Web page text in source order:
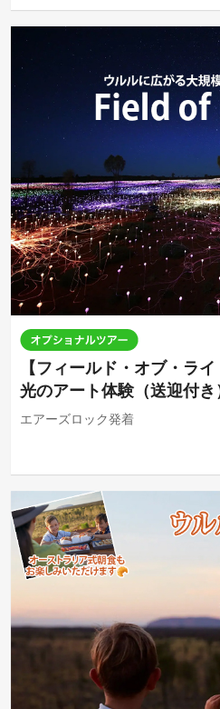
【フィールド・オブ・ラ
光のアート体験（送迎付き
エアーズロック発着